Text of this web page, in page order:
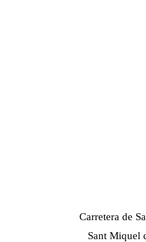
Carretera de
Sant Miquel